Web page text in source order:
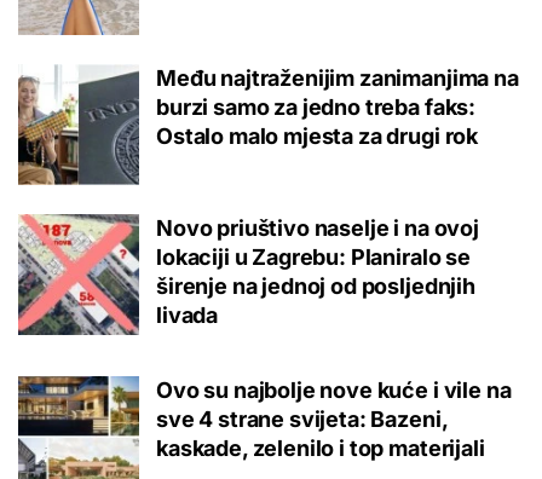
Među najtraženijim zanimanjima na
burzi samo za jedno treba faks:
Ostalo malo mjesta za drugi rok
Novo priuštivo naselje i na ovoj
lokaciji u Zagrebu: Planiralo se
širenje na jednoj od posljednjih
livada
Ovo su najbolje nove kuće i vile na
sve 4 strane svijeta: Bazeni,
kaskade, zelenilo i top materijali